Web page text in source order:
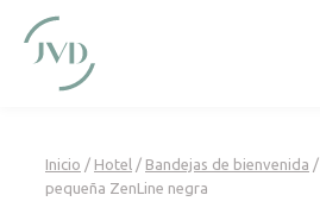
Inicio / Hotel / Bandejas de bienvenida /
pequeña ZenLine negra
Panel de gestión de cookies